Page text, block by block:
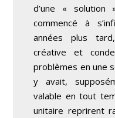
d’une « solution
commencé à
années plus
créative et
problèmes en une
y avait,
valable en tout
unitaire reprirent